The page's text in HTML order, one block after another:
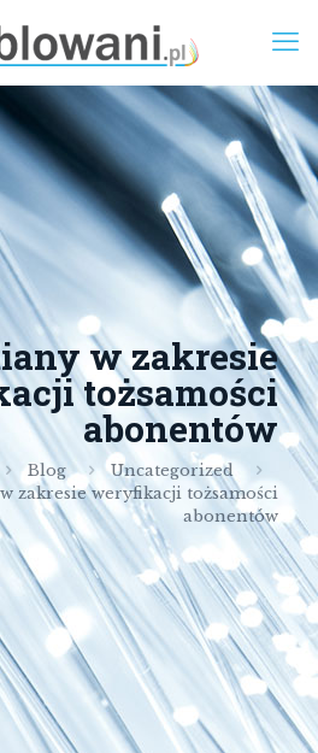
w zakresie
tożsamości
abonentów
Blog
Uncategorized
zakresie weryfikacji tożsamości
abonentów